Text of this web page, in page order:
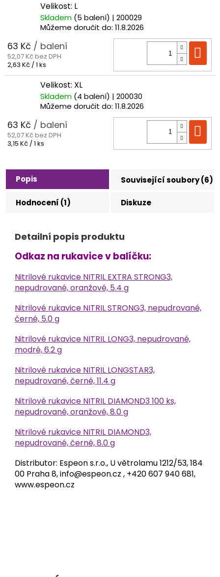
Velikost: L
Skladem (5 balení) | 200029
Můžeme doručit do: 11.8.2026
63 Kč / balení
52,07 Kč bez DPH
Měrná
2,63 Kč / 1 ks
Velikost: XL
Skladem (4 balení) | 200030
Můžeme doručit do: 11.8.2026
63 Kč / balení
52,07 Kč bez DPH
Měrná
3,15 Kč / 1 ks
Popis Související soubory (6)
Hodnocení (1) Diskuze
Detailní popis produktu
Odkaz na rukavice v balíčku:
Nitrilové rukavice NITRIL EXTRA STRONG3,
nepudrované, oranžové, 5.4 g
Nitrilové rukavice NITRIL STRONG3, nepudrované,
černé, 5.0 g
Nitrilové rukavice NITRIL LONG3, nepudrované,
modré, 6.2 g
Nitrilové rukavice NITRIL LONGSTAR3,
nepudrované, černé, 11.4 g
Nitrilové rukavice NITRIL DIAMOND3 100 ks,
nepudrované, oranžové, 8.0 g
Nitrilové rukavice NITRIL DIAMOND3,
nepudrované, černé, 8.0 g
Distributor: Espeon s.r.o., U větrolamu 1212/53, 184
00 Praha 8, info@espeon.cz , +420 607 940 681,
www.espeon.cz